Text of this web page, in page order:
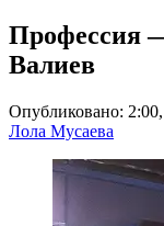
Профессия
Валиев
Опубликовано:
Лола Мусаева